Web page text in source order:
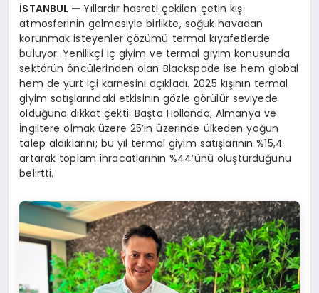
İSTANBUL —Yıllardır hasreti çekilen çetin kış
atmosferinin gelmesiyle birlikte, soğuk havadan
korunmak isteyenler çözümü termal kıyafetlerde
buluyor. Yenilikçi iç giyim ve termal giyim konusunda
sektörün öncülerinden olan Blackspade ise hem global
hem de yurt içi karnesini açıkladı. 2025 kışının termal
giyim satışlarındaki etkisinin gözle görülür seviyede
olduğuna dikkat çekti. Başta Hollanda, Almanya ve
İngiltere olmak üzere 25’in üzerinde ülkeden yoğun
talep aldıklarını; bu yıl termal giyim satışlarının %15,4
artarak toplam ihracatlarının %44’ünü oluşturduğunu
belirtti.